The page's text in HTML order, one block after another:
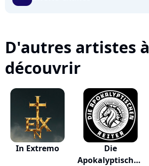
D'autres artistes à
découvrir
In Extremo
Die
Apokalyptischen